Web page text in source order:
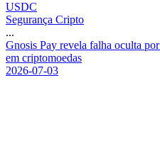
USDC
Segurança Cripto
...
Gnosis Pay revela falha oculta por
em criptomoedas
2026-07-03